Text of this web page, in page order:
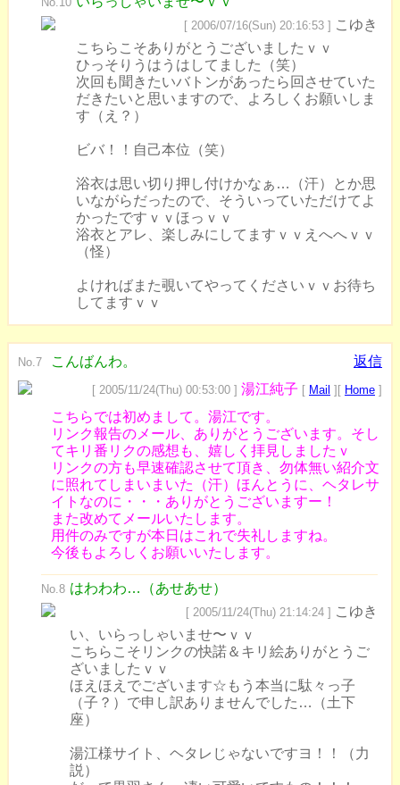
[ 2006/07/16(Sun) 20:16:53 ] こゆき
こちらこそありがとうございましたｖｖ
ひっそりうはうはしてました（笑）
次回も聞きたいバトンがあったら回させていた
だきたいと思いますので、よろしくお願いしま
す（え？）
ビバ！！自己本位（笑）
浴衣は思い切り押し付けかなぁ…（汗）とか思
いながらだったので、そういっていただけてよ
かったですｖｖほっｖｖ
浴衣とアレ、楽しみにしてますｖｖえへへｖｖ
（怪）
よければまた覗いてやってくださいｖｖお待ち
してますｖｖ
No.7 こんばんわ。 返信
[ 2005/11/24(Thu) 00:53:00 ] 湯江純子 [ Mail ][ Home ]
こちらでは初めまして。湯江です。
リンク報告のメール、ありがとうございます。そし
てキリ番リクの感想も、嬉しく拝見しましたｖ
リンクの方も早速確認させて頂き、勿体無い紹介文
に照れてしまいまいた（汗）ほんとうに、ヘタレサ
イトなのに・・・ありがとうございますー！
また改めてメールいたします。
用件のみですが本日はこれで失礼しますね。
今後もよろしくお願いいたします。
No.8 はわわわ…（あせあせ）
[ 2005/11/24(Thu) 21:14:24 ] こゆき
い、いらっしゃいませ〜ｖｖ
こちらこそリンクの快諾＆キリ絵ありがとうご
ざいましたｖｖ
ほえほえでございます☆もう本当に駄々っ子
（子？）で申し訳ありませんでした…（土下
座）
湯江様サイト、ヘタレじゃないですヨ！！（力
説）